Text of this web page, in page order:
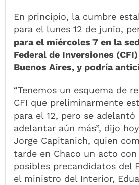
En principio, la cumbre
para el lunes 12 de junio,
para el miércoles 7 en la
Federal de Inversiones
Buenos Aires, y podría
“Tenemos un esquema de
CFI que preliminarmente
para el 12, pero se adelantó
adelantar aún más”, dijo
Jorge Capitanich, quien
tarde en Chaco un acto
posibles precandidatos del
el ministro del Interior,